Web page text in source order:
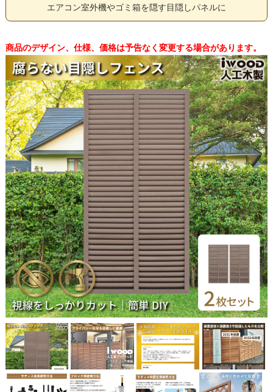
エアコン室外機やゴミ箱を隠す目隠しパネルに
商品のデザイン、仕様、価格は予告なく変更する場合があります。